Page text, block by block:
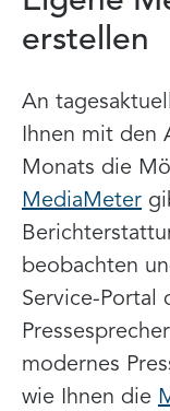
erstellen
An
Ihnen mit den
Monats die
MediaMeter
beobachten
Service-Portal
modernes
wie Ihnen die